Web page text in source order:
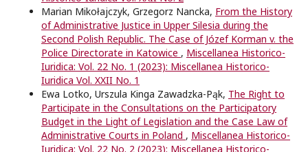
Marian Mikołajczyk, Grzegorz Nancka, From the History
of Administrative Justice in Upper Silesia during the
Second Polish Republic. The Case of Józef Korman v. the
Police Directorate in Katowice , Miscellanea Historico-
Iuridica: Vol. 22 No. 1 (2023): Miscellanea Historico-
Iuridica Vol. XXII No. 1
Ewa Lotko, Urszula Kinga Zawadzka-Pąk, The Right to
Participate in the Consultations on the Participatory
Budget in the Light of Legislation and the Case Law of
Administrative Courts in Poland , Miscellanea Historico-
Iuridica: Vol. 22 No. 2 (2023): Miscellanea Historico-